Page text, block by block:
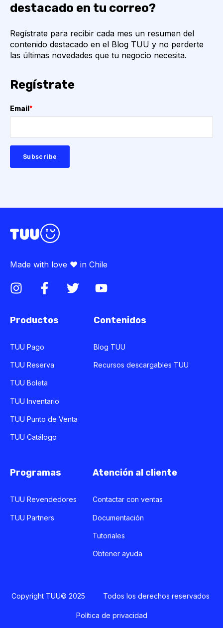
destacado en tu correo?
Regístrate para recibir cada mes un resumen del
contenido destacado en el Blog TUU y no perderte
las últimas novedades que tu negocio necesita.
Regístrate
Email *
Made with love ♥ in Chile
Productos
TUU Pago
TUU Reserva
TUU Boleta
TUU Inventario
TUU Punto de Venta
TUU Catálogo
Contenidos
Blog TUU
Recursos descargables TUU
Programas
TUU Revendedores
TUU Partners
Atención al cliente
Contactar con ventas
Documentación
Tutoriales
Obtener ayuda
Copyright TUU© 2025 Todos los derechos reservados
Política de privacidad